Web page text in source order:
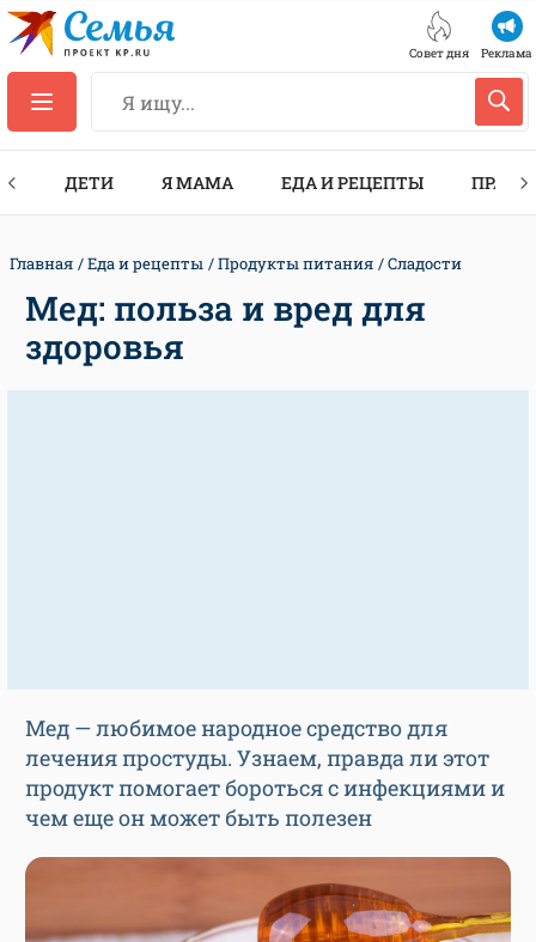
Совет дня Реклама
ДЕТИ Я МАМА ЕДА И РЕЦЕПТЫ
Главная Еда и рецепты Продукты питания Сладости
Мед: польза и вред для
здоровья
Мед — любимое народное средство для
лечения простуды. Узнаем, правда ли этот
продукт помогает бороться с инфекциями и
чем еще он может быть полезен